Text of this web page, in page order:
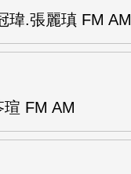
瑋.張麗瑱 FM AM
FM AM